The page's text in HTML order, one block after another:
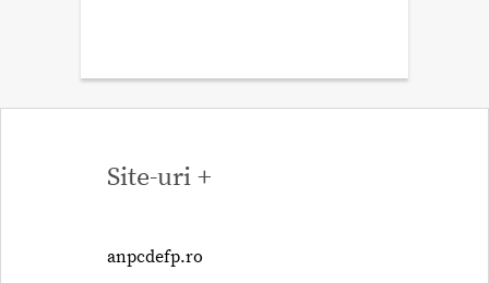
Site-uri +
anpcdefp.ro